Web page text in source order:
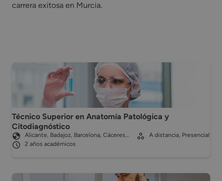
carrera exitosa en Murcia.
Técnico Superior en Anatomía Patológica y
Citodiagnóstico
Alicante, Badajoz, Barcelona, Cáceres…
2 años académicos
A distancia, Presencial